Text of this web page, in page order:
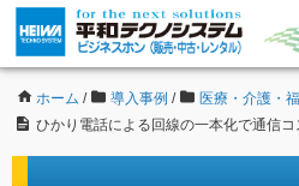
ホーム / 導入事例 / 医療・介護・
ひかり電話による回線の一本化で通信コ